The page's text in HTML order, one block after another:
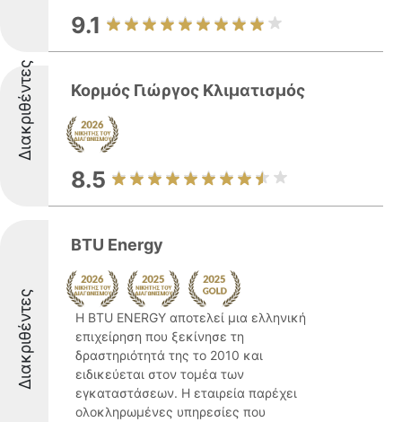
9.1
Διακριθέντες Κορμός Γιώργος Κλιματισμός
8.5
Διακριθέντες
BTU Energy
Η BTU ENERGY αποτελεί μια ελληνική
επιχείρηση που ξεκίνησε τη
δραστηριότητά της το 2010 και
ειδικεύεται στον τομέα των
εγκαταστάσεων. Η εταιρεία παρέχει
ολοκληρωμένες υπηρεσίες που